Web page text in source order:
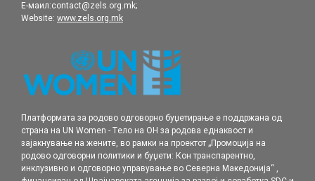
Е-маил:contact@zels.org.mk;
Website: www.zels.org.mk
Платформата за родово одговорно буџетирање е поддржана од
страна на UN Women - Tело на ОН за родова еднаквост и
зајакнување на жените, во рамки нa проектот „Промоција на
родовo одговорни политики и буџети: Кон транспарентно,
инклузивно и одговорно управување во Северна Македонија“ ,